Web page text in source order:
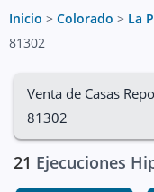
Inicio > Colorado > La
81302
Venta de Casas
81302
21 Ejecuciones